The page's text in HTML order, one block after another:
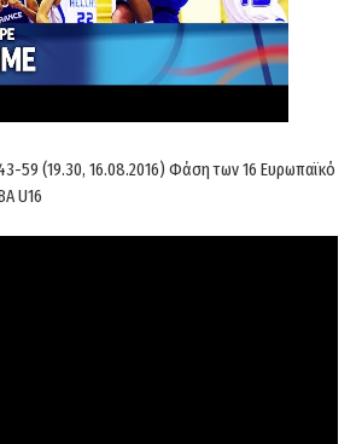
59 (19.30, 16.08.2016) Φάση των 16 Ευρωπαϊκό
U16